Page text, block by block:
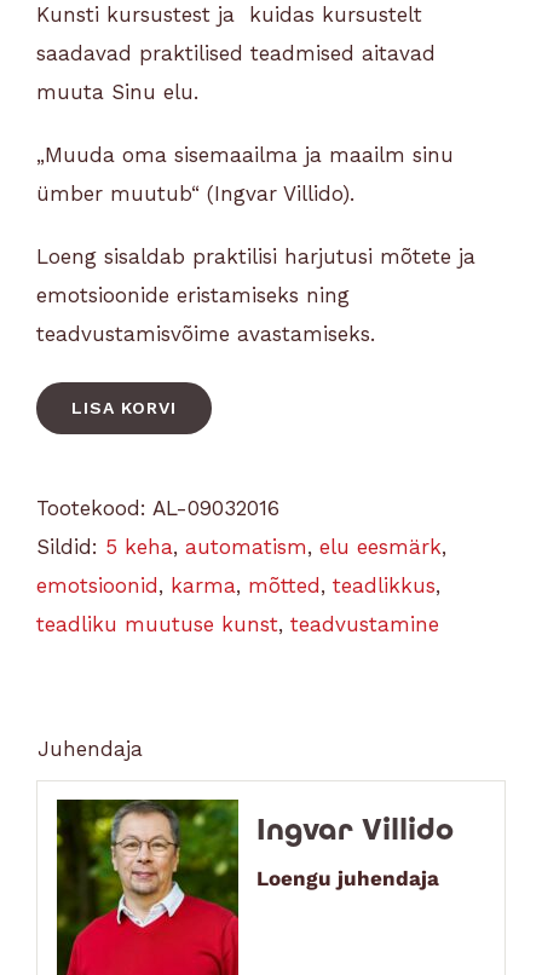
Kunsti kursustest ja kuidas kursustelt
saadavad praktilised teadmised aitavad
muuta Sinu elu.
„Muuda oma sisemaailma ja maailm sinu
ümber muutub“ (Ingvar Villido).
Loeng sisaldab praktilisi harjutusi mõtete ja
emotsioonide eristamiseks ning
teadvustamisvõime avastamiseks.
LISA KORVI
Tootekood: AL-09032016
Sildid: 5 keha, automatism, elu eesmärk,
emotsioonid, karma, mõtted, teadlikkus,
teadliku muutuse kunst, teadvustamine
Juhendaja
Ingvar Villido
Loengu juhendaja